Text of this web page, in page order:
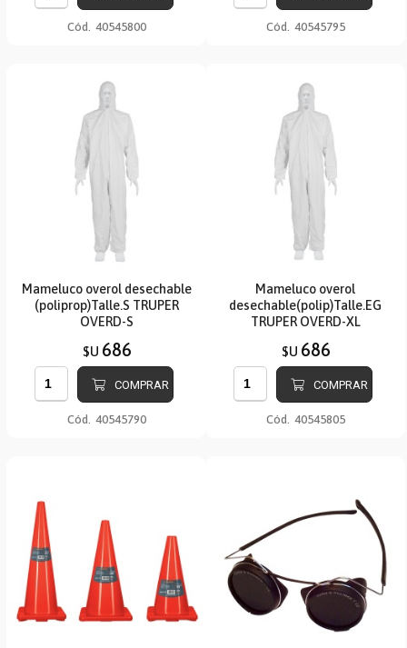
Cód. 40545800 Cód. 40545795
Mameluco overol desechable
(poliprop)Talle.S TRUPER
OVERD-S
$U 686
COMPRAR
Cód. 40545790
Mameluco overol
desechable(polip)Talle.EG
TRUPER OVERD-XL
$U 686
COMPRAR
Cód. 40545805